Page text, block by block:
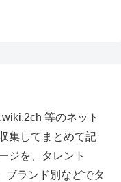
等のネット
集してまとめて記
ジを、タレント
ブランド別などでタ